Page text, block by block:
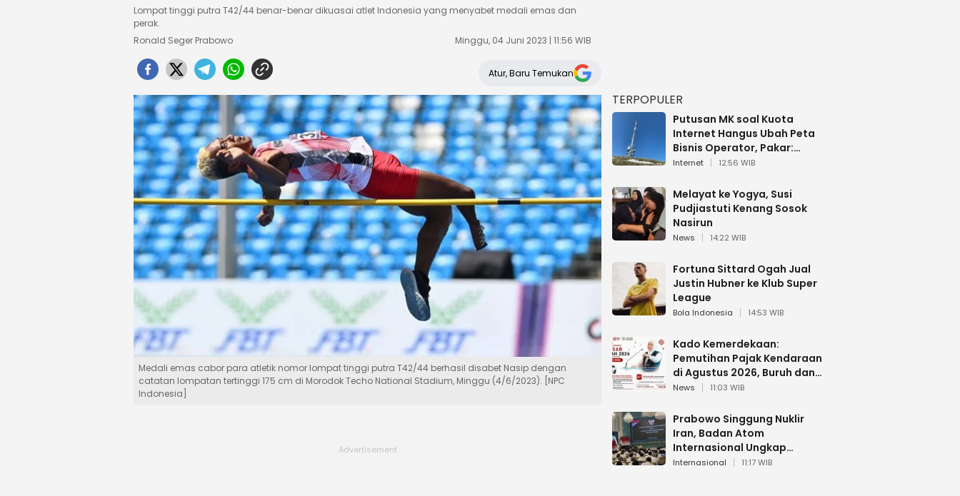
Lompat tinggi putra T42/44 benar-benar dikuasai atlet Indonesia yang menyabet medali emas dan
perak.
Ronald Seger Prabowo
Minggu, 04 Juni 2023 | 11:56 WIB
Atur, Baru Temukan
Medali emas cabor para atletik nomor lompat tinggi putra T42/44 berhasil disabet Nasip dengan
catatan lompatan tertinggi 175 cm di Morodok Techo National Stadium, Minggu (4/6/2023). [NPC
Indonesia]
TERPOPULER
Putusan MK soal Kuota
Internet Hangus Ubah Peta
Bisnis Operator, Pakar:
Paket Data Bakal Berubah
Internet 12:56 WIB
Melayat ke Yogya, Susi
Pudjiastuti Kenang Sosok
Nasirun
News 14:22 WIB
Fortuna Sittard Ogah Jual
Justin Hubner ke Klub Super
League
Bola Indonesia 14:53 WIB
Kado Kemerdekaan:
Pemutihan Pajak Kendaraan
di Agustus 2026, Buruh dan
Ojol Dapat Diskon Khusus
News 11:03 WIB
Prabowo Singgung Nuklir
Iran, Badan Atom
Internasional Ungkap
Faktanya
Internasional 11:17 WIB